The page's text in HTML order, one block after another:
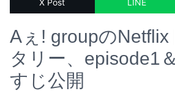
Aぇ! groupのNetflix
タリー、episode1
すじ公開